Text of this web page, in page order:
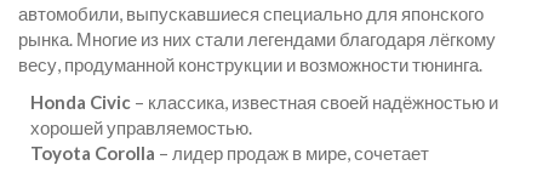
автомобили, выпускавшиеся специально для японского
рынка. Многие из них стали легендами благодаря лёгкому
весу, продуманной конструкции и возможности тюнинга.
Honda Civic – классика, известная своей надёжностью и
хорошей управляемостью.
Toyota Corolla – лидер продаж в мире, сочетает